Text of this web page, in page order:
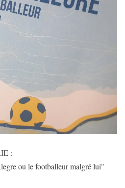
:
ou le footballeur malgré lui"